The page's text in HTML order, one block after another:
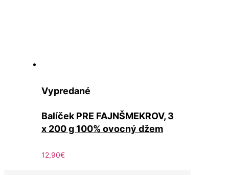
Vypredané
Balíček PRE FAJNŠMEKROV, 3
x 200 g 100% ovocný džem
12,90€